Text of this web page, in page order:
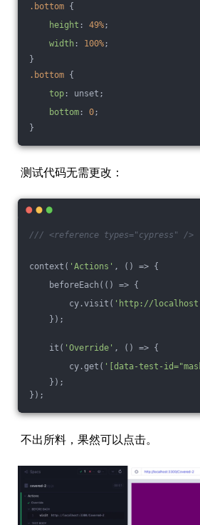
.bottom {
height : 49% ;
width : 100% ;
}
.bottom {
top : unset;
bottom : 0 ;
}
测试代码无需更改：
/// <reference types="cypress" />
context( 'Actions' , () => {
beforeEach( () => {
cy.visit( 'http://
});
it( 'Override' , () => {
cy.get( '[data-test-
});
});
不出所料，果然可以点击。